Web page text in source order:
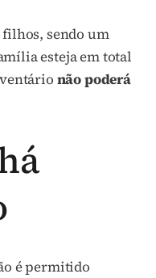
sendo um
esteja em total
não poderá
é permitido